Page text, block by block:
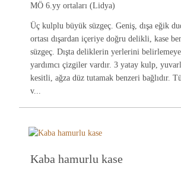
MÖ 6.yy ortaları (Lidya)
Üç kulplu büyük süzgeç. Geniş, dışa eğik
ortası dışardan içeriye doğru delikli, kase
süzgeç. Dışta deliklerin yerlerini belirlemeye
yardımcı çizgiler vardır. 3 yatay kulp,
kesitli, ağza düz tutamak benzeri bağlıdır.
v...
Kaba hamurlu kase